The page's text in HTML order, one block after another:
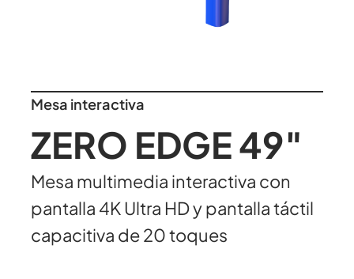
Mesa interactiva
ZERO EDGE 49″
Mesa multimedia interactiva con
pantalla 4K Ultra HD y pantalla táctil
capacitiva de 20 toques